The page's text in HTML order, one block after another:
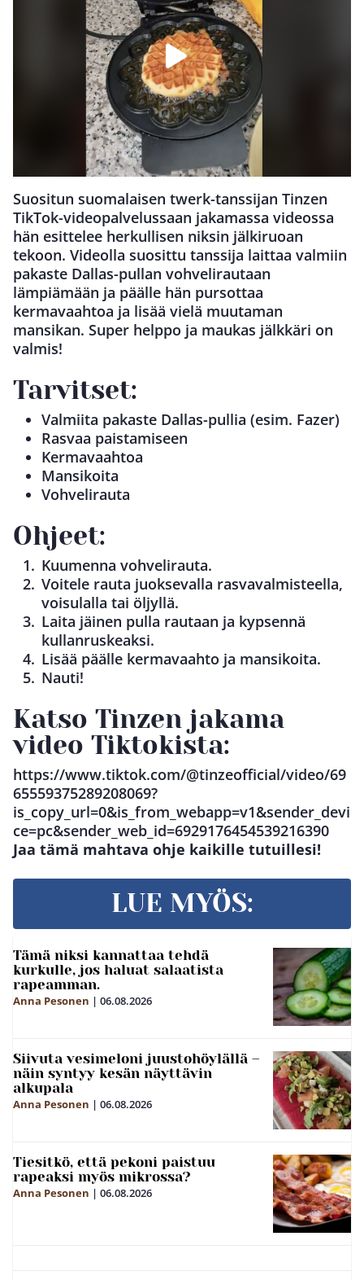
Suositun suomalaisen twerk-tanssijan Tinzen
TikTok-videopalvelussaan jakamassa videossa
hän esittelee herkullisen niksin jälkiruoan
tekoon. Videolla suosittu tanssija laittaa valmiin
pakaste Dallas-pullan vohvelirautaan
lämpiämään ja päälle hän pursottaa
kermavaahtoa ja lisää vielä muutaman
mansikan. Super helppo ja maukas jälkkäri on
valmis!
Tarvitset:
Valmiita pakaste Dallas-pullia (esim. Fazer)
Rasvaa paistamiseen
Kermavaahtoa
Mansikoita
Vohvelirauta
Ohjeet:
Kuumenna vohvelirauta.
Voitele rauta juoksevalla rasvavalmisteella,
voisulalla tai öljyllä.
Laita jäinen pulla rautaan ja kypsennä
kullanruskeaksi.
Lisää päälle kermavaahto ja mansikoita.
Nauti!
Katso Tinzen jakama
video Tiktokista:
https://www.tiktok.com/@tinzeofficial/video/69
65559375289208069?
is_copy_url=0&is_from_webapp=v1&sender_devi
ce=pc&sender_web_id=6929176454539216390
Jaa tämä mahtava ohje kaikille tutuillesi!
LUE MYÖS:
Tämä niksi kannattaa tehdä
kurkulle, jos haluat salaatista
rapeamman.
Anna Pesonen | 06.08.2026
Siivuta vesimeloni juustohöylällä –
näin syntyy kesän näyttävin
alkupala
Anna Pesonen | 06.08.2026
Tiesitkö, että pekoni paistuu
rapeaksi myös mikrossa?
Anna Pesonen | 06.08.2026